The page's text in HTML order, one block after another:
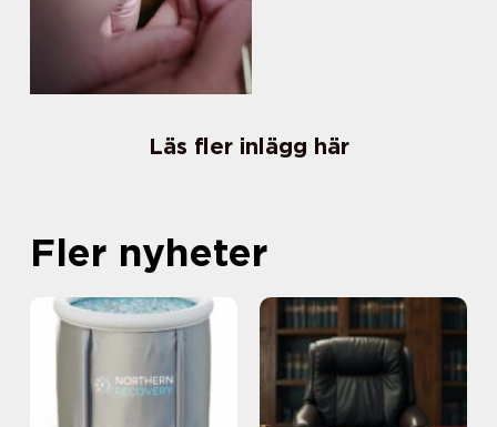
Läs fler inlägg här
Fler nyheter